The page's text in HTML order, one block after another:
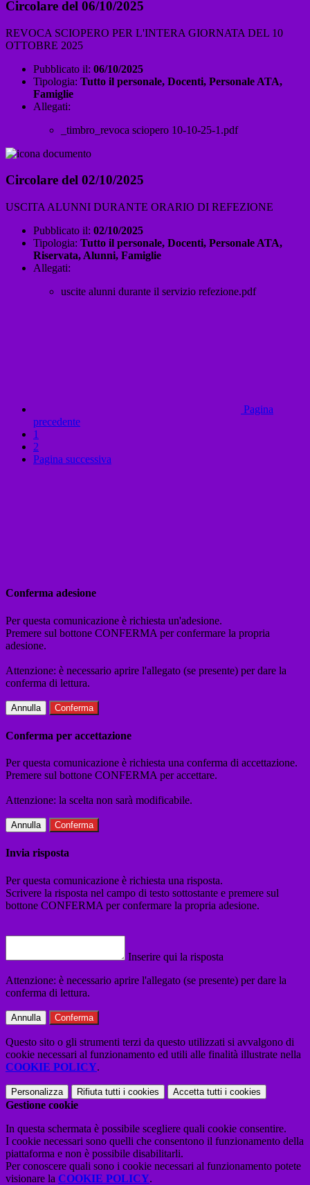
Circolare del 06/10/2025
REVOCA SCIOPERO PER L'INTERA GIORNATA DEL 10
OTTOBRE 2025
Pubblicato il: 06/10/2025
Tipologia: Tutto il personale, Docenti, Personale ATA,
Famiglie
Allegati:
_timbro_revoca sciopero 10-10-25-1.pdf
Circolare del 02/10/2025
USCITA ALUNNI DURANTE ORARIO DI REFEZIONE
Pubblicato il: 02/10/2025
Tipologia: Tutto il personale, Docenti, Personale ATA,
Riservata, Alunni, Famiglie
Allegati:
uscite alunni durante il servizio refezione.pdf
Pagina
precedente
1
2
Pagina successiva
Conferma adesione
Per questa comunicazione è richiesta un'adesione.
Premere sul bottone CONFERMA per confermare la propria
adesione.
Attenzione: è necessario aprire l'allegato (se presente) per dare la
conferma di lettura.
Annulla Conferma
Conferma per accettazione
Per questa comunicazione è richiesta una conferma di accettazione.
Premere sul bottone CONFERMA per accettare.
Attenzione: la scelta non sarà modificabile.
Annulla Conferma
Invia risposta
Per questa comunicazione è richiesta una risposta.
Scrivere la risposta nel campo di testo sottostante e premere sul
bottone CONFERMA per confermare la propria adesione.
Inserire qui la risposta
Attenzione: è necessario aprire l'allegato (se presente) per dare la
conferma di lettura.
Annulla Conferma
Questo sito o gli strumenti terzi da questo utilizzati si avvalgono di
cookie necessari al funzionamento ed utili alle finalità illustrate nella
COOKIE POLICY.
Personalizza Rifiuta tutti i cookies Accetta tutti i cookies
Gestione cookie
In questa schermata è possibile scegliere quali cookie consentire.
I cookie necessari sono quelli che consentono il funzionamento della
piattaforma e non è possibile disabilitarli.
Per conoscere quali sono i cookie necessari al funzionamento potete
visionare la COOKIE POLICY.